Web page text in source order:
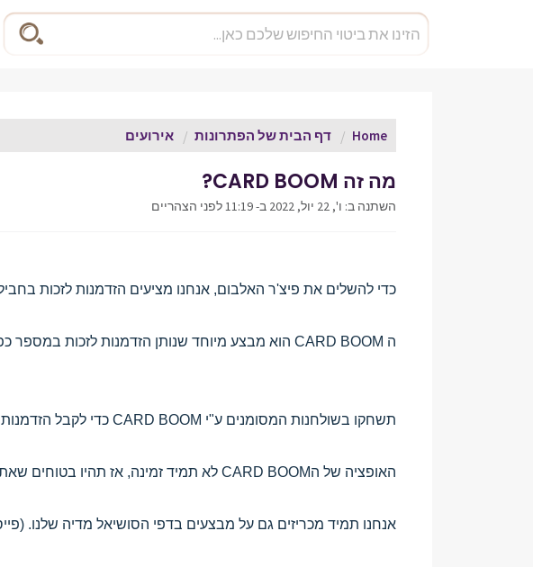
Home דף הבית של הפתרונות אירועים
מה זה CARD BOOM?
השתנה ב: ו', 22 יול, 2022 ב- 11:19 לפני הצהריים
כדי להשלים את פיצ'ר האלבום, אנחנו מציעים הזדמנות לזכות
ה CARD BOOM הוא מבצע מיוחד שנותן הזדמנות לזכות במספר כפול של קלפים מכל חפיסה שהרווחתם במשחק.
תשחקו בשולחנות המסומנים ע"י CARD BOOM כדי לקבל הזדמנות לזכות בחבילת קלפים של הCARD BOOM.
האופציה של הCARD BOOM לא תמיד זמינה, אז תהיו בטוחים שאתם בודקים את המשחק באופן קבוע.
אנחנו תמיד מכריזים גם על מבצעים בדפי הסושיאל מדיה שלנו.